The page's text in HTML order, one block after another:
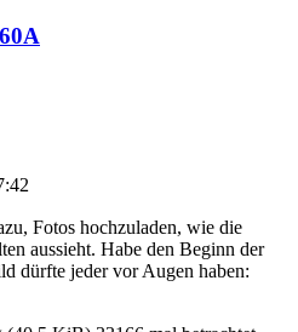
Fotos hochzuladen, wie die
aussieht. Habe den Beginn der
dürfte jeder vor Augen haben: